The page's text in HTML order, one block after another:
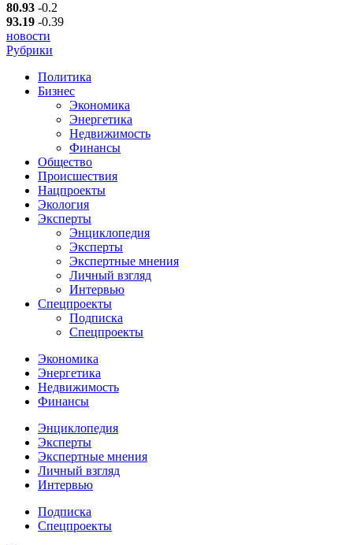
80.93 -0.2
93.19 -0.39
новости
Рубрики
Политика
Бизнес
Экономика
Энергетика
Недвижимость
Финансы
Общество
Происшествия
Нацпроекты
Экология
Эксперты
Энциклопедия
Эксперты
Экспертные мнения
Личный взгляд
Интервью
Спецпроекты
Подписка
Спецпроекты
Экономика
Энергетика
Недвижимость
Финансы
Энциклопедия
Эксперты
Экспертные мнения
Личный взгляд
Интервью
Подписка
Спецпроекты